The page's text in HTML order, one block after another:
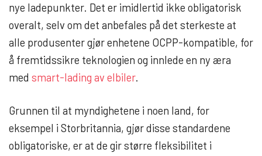
nye ladepunkter. Det er imidlertid ikke obligatorisk
overalt, selv om det anbefales på det sterkeste at
alle produsenter gjør enhetene OCPP-kompatible, for
å fremtidssikre teknologien og innlede en ny æra
med smart-lading av elbiler.
Grunnen til at myndighetene i noen land, for
eksempel i Storbritannia, gjør disse standardene
obligatoriske, er at de gir større fleksibilitet i